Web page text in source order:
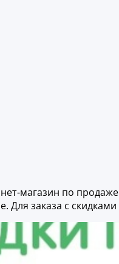
магазин по
Для заказа с